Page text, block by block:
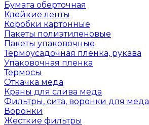
Бумага оберточная
Клейкие ленты
Коробки картонные
Пакеты полиэтиленовые
Пакеты упаковочные
Термоусадочная пленка, рукава
Упаковочная пленка
Термосы
Откачка меда
Краны для слива меда
Фильтры, сита, воронки для меда
Воронки
Жесткие фильтры